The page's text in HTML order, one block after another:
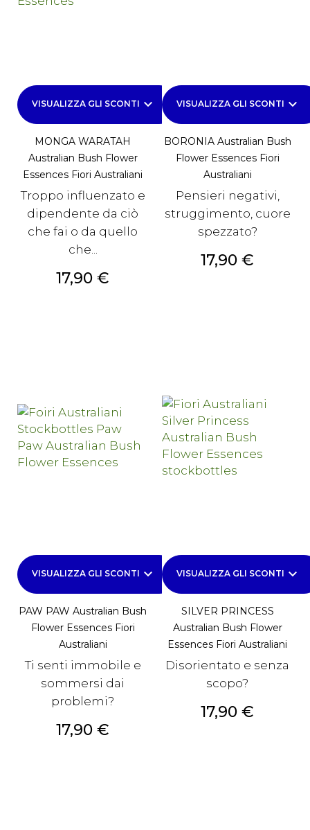
VISUALIZZA GLI SCONTI keyboard_arrow_down
MONGA WARATAH
Australian Bush Flower
Essences Fiori Australiani
Troppo influenzato e
dipendente da ciò
che fai o da quello
che...
Prezzo
17,90 €
VISUALIZZA GLI SCONTI keyboard_arrow_down
BORONIA Australian Bush
Flower Essences Fiori
Australiani
Pensieri negativi,
struggimento, cuore
spezzato?
Prezzo
17,90 €
VISUALIZZA GLI SCONTI keyboard_arrow_down
PAW PAW Australian Bush
Flower Essences Fiori
Australiani
Ti senti immobile e
sommersi dai
problemi?
Prezzo
17,90 €
VISUALIZZA GLI SCONTI keyboard_arrow_down
SILVER PRINCESS
Australian Bush Flower
Essences Fiori Australiani
Disorientato e senza
scopo?
Prezzo
17,90 €